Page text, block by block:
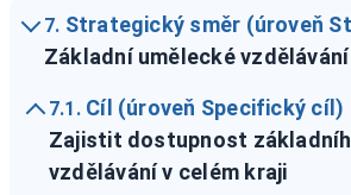
7. Strategický směr (úroveň
Základní umělecké vzdělávání
7.1. Cíl (úroveň Specifický cíl)
Zajistit dostupnost
vzdělávání v celém kraji